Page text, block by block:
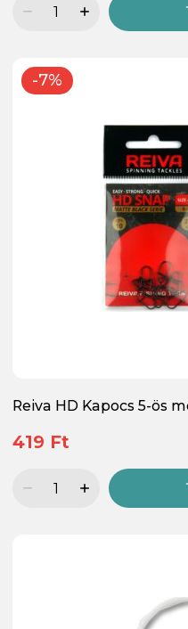
-7%
Reiva HD Kapocs 5-ös
419 Ft